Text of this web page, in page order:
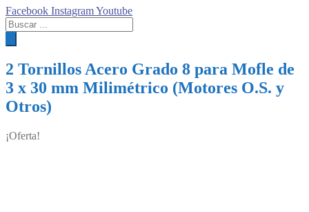
Facebook InstagramYoutube
Búsqueda
de
productos
2 Tornillos Acero Grado 8 para Mofle de
3 x 30 mm Milimétrico (Motores O.S. y
Otros)
¡Oferta!